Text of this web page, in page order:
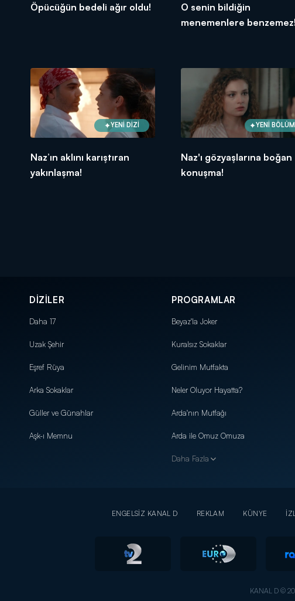
Öpücüğün bedeli ağır oldu!
O senin bildiğin
menemenlere benzemez!
YENİ DİZİ
Naz’ın aklını karıştıran
yakınlaşma!
YENİ BÖLÜM
Naz'ı gözyaşlarına boğan
konuşma!
DİZİLER
Daha 17
Uzak Şehir
Eşref Rüya
Arka Sokaklar
Güller ve Günahlar
Aşk-ı Memnu
PROGRAMLAR
Beyaz'la Joker
Kuralsız Sokaklar
Gelinim Mutfakta
Neler Oluyor Hayatta?
Arda'nın Mutfağı
Arda ile Omuz Omuza
Daha Fazla
ENGELSİZ KANAL D REKLAM KÜNYE
KANAL D ©